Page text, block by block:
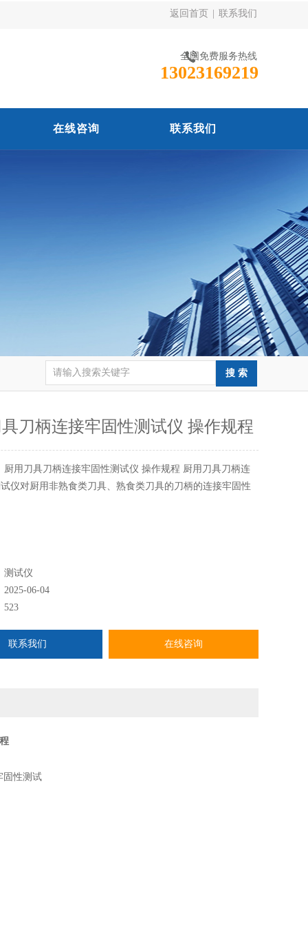
返回首页 联系我们
全国免费服务热线
13023169219
在线咨询 联系我们
刀柄连接牢固性测试仪 操作规程
厨用刀具刀柄连接牢固性测试仪 操作规程 厨用刀具刀柄连
仪对厨用非熟食类刀具、熟食类刀具的刀柄的连接牢固性
测试仪
2025-06-04
523
联系我们 在线咨询
固性测试